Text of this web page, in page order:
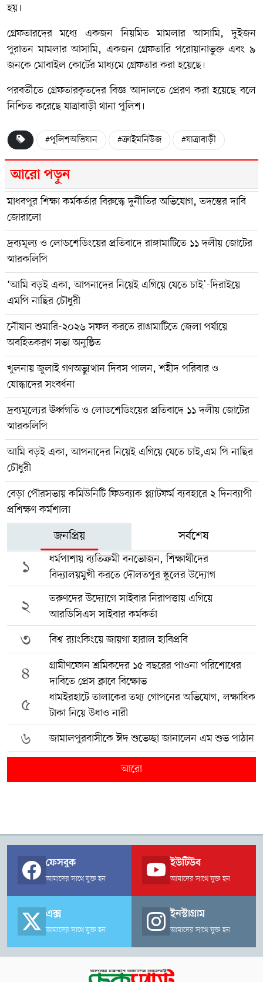
হয়।
গ্রেফতারদের মধ্যে একজন নিয়মিত মামলার আসামি, দুইজন
পুরাতন মামলার আসামি, একজন গ্রেফতারি পরোয়ানাভুক্ত এবং ৯
জনকে মোবাইল কোর্টের মাধ্যমে গ্রেফতার করা হয়েছে।
পরবর্তীতে গ্রেফতারকৃতদের বিজ্ঞ আদালতে প্রেরণ করা হয়েছে বলে
নিশ্চিত করেছে যাত্রাবাড়ী থানা পুলিশ।
#পুলিশঅভিযান #ক্রাইমনিউজ #যাত্রাবাড়ী
আরো পড়ুন
মাধবপুর শিক্ষা কর্মকর্তার বিরুদ্ধে দুর্নীতির অভিযোগ, তদন্তের দাবি
জোরালো
দ্রব্যমূল্য ও লোডশেডিংয়ের প্রতিবাদে রাঙ্গামাটিতে ১১ দলীয় জোটের
স্মারকলিপি
‘আমি বড়ই একা, আপনাদের নিয়েই এগিয়ে যেতে চাই’-দিরাইয়ে
এমপি নাছির চৌধুরী
‎নৌযান শুমারি-২০২৬ সফল করতে রাঙামাটিতে জেলা পর্যায়ে
অবহিতকরণ সভা অনুষ্ঠিত
খুলনায় জুলাই গণঅভ্যুত্থান দিবস পালন, শহীদ পরিবার ও
যোদ্ধাদের সংবর্ধনা
দ্রব্যমূল্যের ঊর্ধ্বগতি ও লোডশেডিংয়ের প্রতিবাদে ১১ দলীয় জোটের
স্মারকলিপি
আমি বড়ই একা, আপনাদের নিয়েই এগিয়ে যেতে চাই,এম পি নাছির
চৌধুরী
বেড়া পৌরসভায় কমিউনিটি ফিডব্যাক প্ল্যাটফর্ম ব্যবহারে ২ দিনব্যাপী
প্রশিক্ষণ কর্মশালা
জনপ্রিয় সর্বশেষ
১
ধর্মপাশায় ব্যতিক্রমী বনভোজন, শিক্ষার্থীদের
বিদ্যালয়মুখী করতে দৌলতপুর স্কুলের উদ্যোগ
২
তরুণদের উদ্যোগে সাইবার নিরাপত্তায় এগিয়ে
আরডিসিএস সাইবার কর্মকর্তা
৩ বিশ্ব র‍্যাংকিংয়ে জায়গা হারাল হাবিপ্রবি
৪
গ্রামীণফোন শ্রমিকদের ১৫ বছরের পাওনা পরিশোধের
দাবিতে প্রেস ক্লাবে বিক্ষোভ
৫
ধামইরহাটে তালাকের তথ্য গোপনের অভিযোগ, লক্ষাধিক
টাকা নিয়ে উধাও নারী
৬ জামালপুরবাসীকে ঈদ শুভেচ্ছা জানালেন এম শুভ পাঠান
আরো
ফেসবুক
আমাদের সাথে যুক্ত হন
ইউটিউব
আমাদের সাথে যুক্ত হন
এক্স
আমাদের সাথে যুক্ত হন
ইনস্টাগ্রাম
আমাদের সাথে যুক্ত হন